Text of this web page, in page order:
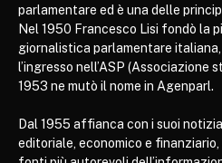
parlamentare ed è una delle
Nel 1950 Francesco Lisi fondò la
giornalistica parlamentare italiana,
l’ingresso nell’ASP (Associazione
1953 ne mutò il nome in Agenparl.
Dal 1955 affianca con i suoi
editoriale, economico e